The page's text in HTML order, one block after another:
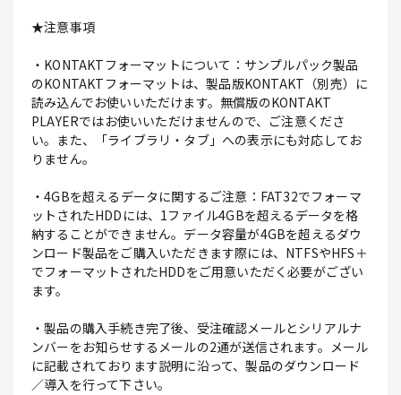
★注意事項
・KONTAKTフォーマットについて：サンプルパック製品
のKONTAKTフォーマットは、製品版KONTAKT（別売）に
読み込んでお使いいただけます。無償版のKONTAKT
PLAYERではお使いいただけませんので、ご注意くださ
い。また、「ライブラリ・タブ」への表示にも対応してお
りません。
・4GBを超えるデータに関するご注意：FAT32でフォーマ
ットされたHDDには、1ファイル4GBを超えるデータを格
納することができません。データ容量が4GBを超えるダウ
ンロード製品をご購入いただきます際には、NTFSやHFS＋
でフォーマットされたHDDをご用意いただく必要がござい
ます。
・製品の購入手続き完了後、受注確認メールとシリアルナ
ンバーをお知らせするメールの2通が送信されます。メール
に記載されております説明に沿って、製品のダウンロード
／導入を行って下さい。